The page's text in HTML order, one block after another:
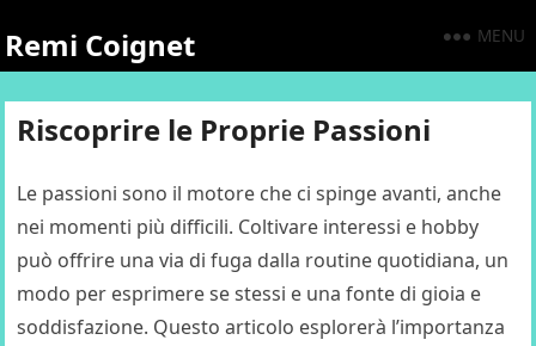
Remi Coignet MENU
Riscoprire le Proprie Passioni
Le passioni sono il motore che ci spinge avanti, anche
nei momenti più difficili. Coltivare interessi e hobby
può offrire una via di fuga dalla routine quotidiana, un
modo per esprimere se stessi e una fonte di gioia e
soddisfazione. Questo articolo esplorerà l’importanza